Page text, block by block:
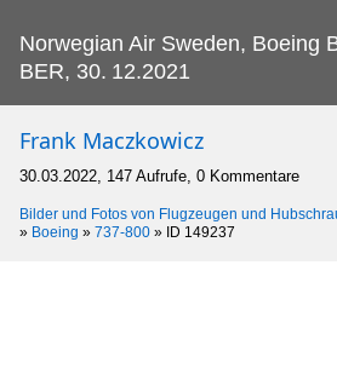
Norwegian Air Sweden, Boeing
BER, 30. 12.2021
Frank Maczkowicz
30.03.2022, 147 Aufrufe, 0 Kommentare
Bilder und Fotos von Flugzeugen und
» Boeing » 737-800 » ID 149237